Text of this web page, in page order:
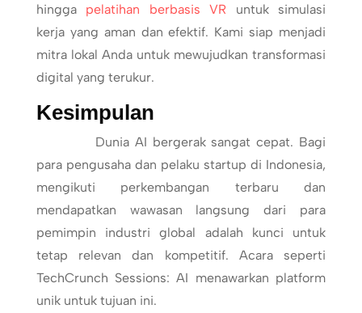
hingga pelatihan berbasis VR untuk simulasi
kerja yang aman dan efektif. Kami siap menjadi
mitra lokal Anda untuk mewujudkan transformasi
digital yang terukur.
Kesimpulan
Dunia AI bergerak sangat cepat. Bagi
para pengusaha dan pelaku startup di Indonesia,
mengikuti perkembangan terbaru dan
mendapatkan wawasan langsung dari para
pemimpin industri global adalah kunci untuk
tetap relevan dan kompetitif. Acara seperti
TechCrunch Sessions: AI menawarkan platform
unik untuk tujuan ini.